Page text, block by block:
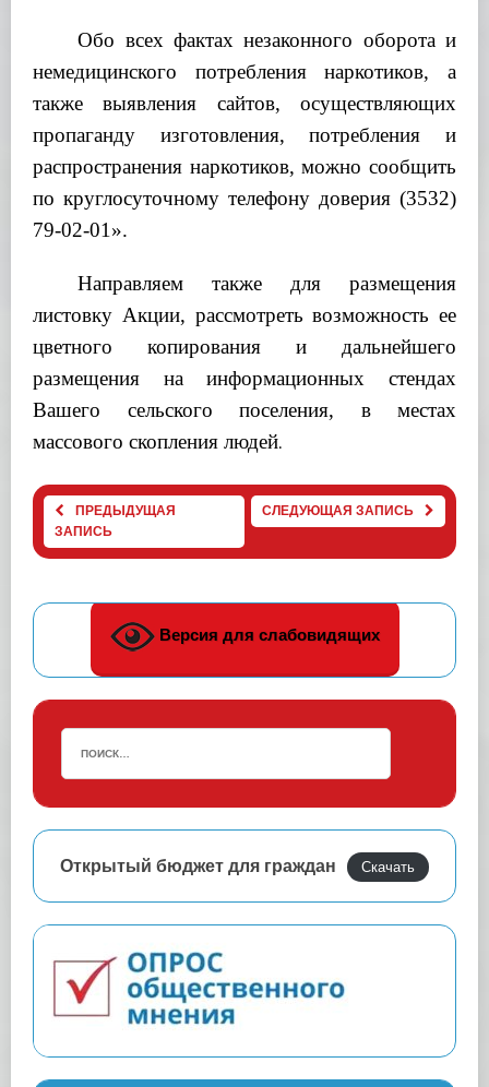
Обо всех фактах незаконного оборота и
немедицинского потребления наркотиков, а
также выявления сайтов, осуществляющих
пропаганду изготовления, потребления и
распространения наркотиков, можно сообщить
по круглосуточному телефону доверия (3532)
79-02-01».
Направляем также для размещения
листовку Акции, рассмотреть возможность ее
цветного копирования и дальнейшего
размещения на информационных стендах
Вашего сельского поселения, в местах
массового скопления людей.
ПРЕДЫДУЩАЯ
ЗАПИСЬ
СЛЕДУЮЩАЯ ЗАПИСЬ
Версия для слабовидящих
Открытый бюджет для граждан Скачать